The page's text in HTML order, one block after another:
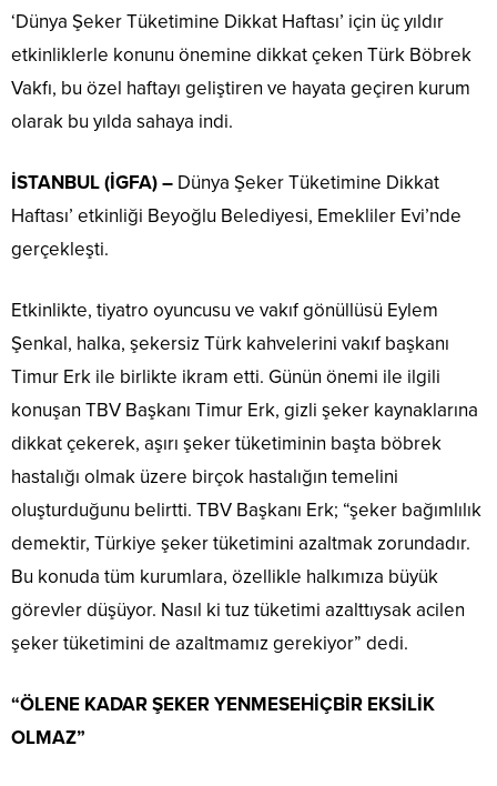
‘Dünya Şeker Tüketimine Dikkat Haftası’ için üç yıldır
etkinliklerle konunu önemine dikkat çeken Türk Böbrek
Vakfı, bu özel haftayı geliştiren ve hayata geçiren kurum
olarak bu yılda sahaya indi.
İSTANBUL (İGFA) – Dünya Şeker Tüketimine Dikkat
Haftası’ etkinliği Beyoğlu Belediyesi, Emekliler Evi’nde
gerçekleşti.
Etkinlikte, tiyatro oyuncusu ve vakıf gönüllüsü Eylem
Şenkal, halka, şekersiz Türk kahvelerini vakıf başkanı
Timur Erk ile birlikte ikram etti. Günün önemi ile ilgili
konuşan TBV Başkanı Timur Erk, gizli şeker kaynaklarına
dikkat çekerek, aşırı şeker tüketiminin başta böbrek
hastalığı olmak üzere birçok hastalığın temelini
oluşturduğunu belirtti. TBV Başkanı Erk; “şeker bağımlılık
demektir, Türkiye şeker tüketimini azaltmak zorundadır.
Bu konuda tüm kurumlara, özellikle halkımıza büyük
görevler düşüyor. Nasıl ki tuz tüketimi azalttıysak acilen
şeker tüketimini de azaltmamız gerekiyor” dedi.
“ÖLENE KADAR ŞEKER YENMESEHİÇBİR EKSİLİK
OLMAZ”